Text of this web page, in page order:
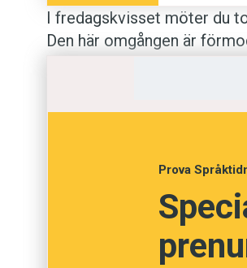
I fredagskvisset möter du
Den här omgången är
Anders
Vet du
Prova